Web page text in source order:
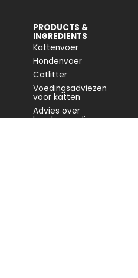
PRODUCTS &
INGREDIENTS
Kattenvoer
Hondenvoer
Catlitter
Voedingsadviezen
voor katten
Advies over
hondenvoeding